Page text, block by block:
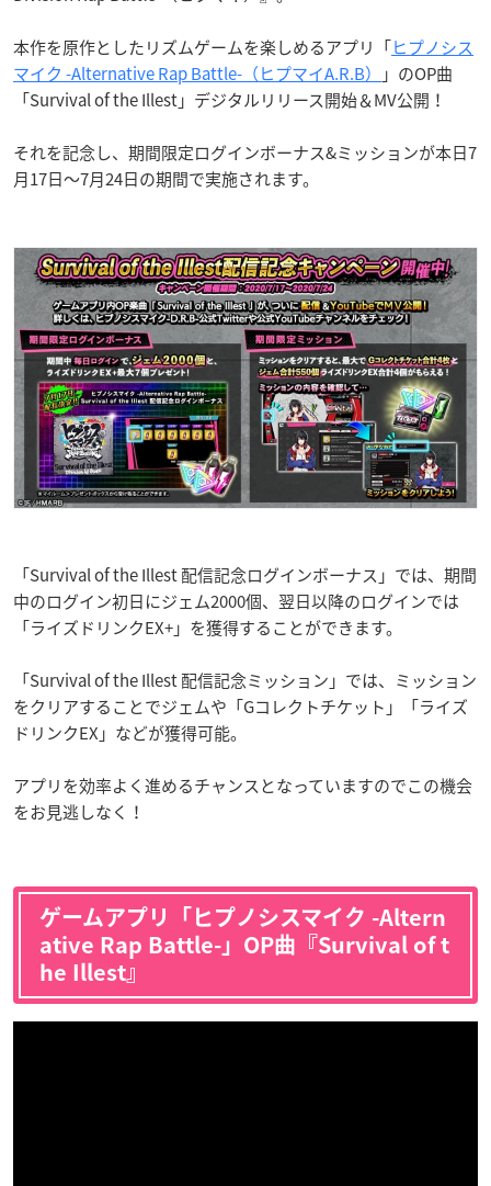
本作を原作としたリズムゲームを楽しめるアプリ「ヒプノシス
マイク -Alternative Rap Battle-（ヒプマイA.R.B）
」のOP曲
「Survival of the Illest」デジタルリリース開始＆MV公開！
それを記念し、期間限定ログインボーナス&ミッションが本日7
月17日〜7月24日の期間で実施されます。
「Survival of the Illest 配信記念ログインボーナス」では、期間
中のログイン初日にジェム2000個、翌日以降のログインでは
「ライズドリンクEX+」を獲得することができます。
「Survival of the Illest 配信記念ミッション」では、ミッション
をクリアすることでジェムや「Gコレクトチケット」「ライズ
ドリンクEX」などが獲得可能。
アプリを効率よく進めるチャンスとなっていますのでこの機会
をお見逃しなく！
ゲームアプリ「ヒプノシスマイク -Altern
ative Rap Battle-」OP曲『Survival of t
he Illest』